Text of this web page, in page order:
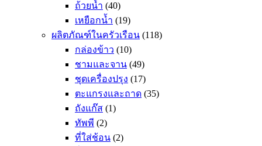
ถ้วยน้ำ (40)
เหยือกน้ำ (19)
ผลิตภัณฑ์ในครัวเรือน (118)
กล่องข้าว (10)
ชามและจาน (49)
ชุดเครื่องปรุง (17)
ตะแกรงและถาด (35)
ถังแก๊ส (1)
ทัพพี (2)
ที่ใส่ช้อน (2)